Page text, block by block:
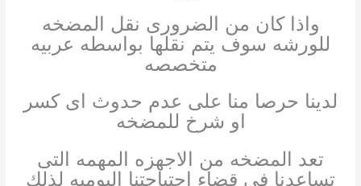
واذا كان من الضرورى نقل المضخه
للورشه سوف يتم نقلها بواسطه عربيه
متخصصه
لدينا حرصا منا على عدم حدوث اى كسر
او شرخ للمضخه
تعد المضخه من الاجهزه المهمه التى
تساعدنا فى قضاء احتياجتنا اليوميه لذلك